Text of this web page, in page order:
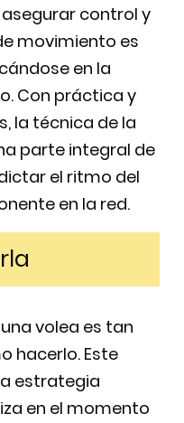
control y
movimiento es
en la
Con práctica y
la técnica de la
parte integral de
el ritmo del
en la red.
volea es tan
hacerlo. Este
estrategia
en el momento